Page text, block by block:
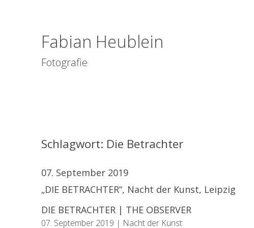
Fabian Heublein
Fotografie
Schlagwort: Die Betrachter
07. September 2019
„DIE BETRACHTER“, Nacht der Kunst, Leipzig
DIE BETRACHTER | THE OBSERVER
07. September 2019 | Nacht der Kunst